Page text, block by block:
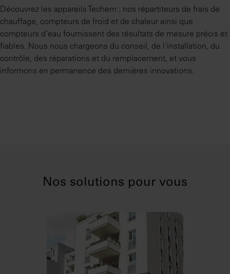
Découvrez les appareils Techem : nos répartiteurs de frais de
chauffage, compteurs de froid et de chaleur ainsi que
compteurs d'eau fournissent des résultats de mesure précis et
fiables. Nous nous chargeons du conseil, de l'installation, du
contrôle, des réparations et du remplacement, et vous
informons en permanence des dernières innovations.
Nos solutions pour vous